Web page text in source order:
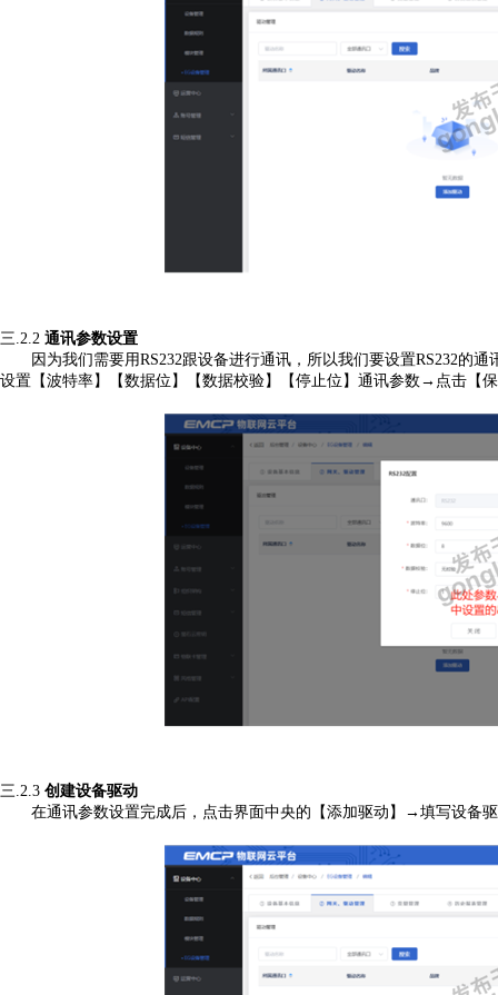
三.2.2 通讯参数设置
因为我们需要用RS232跟设备进行通讯，所以我们要设置RS232的通
设置【波特率】【数据位】【数据校验】【停止位】通讯参数 →点击【
三.2.3 创建设备驱动
在通讯参数设置完成后，点击界面中央的【添加驱动】
→填写设备